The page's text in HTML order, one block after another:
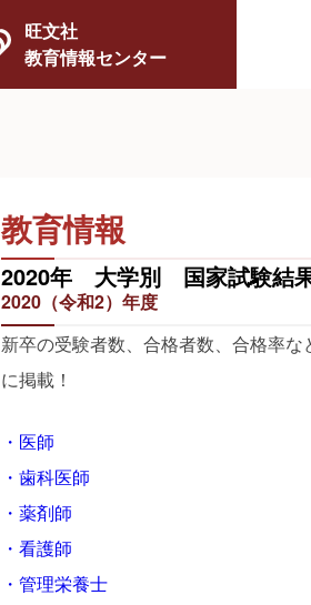
旺文社
教育情報センター
教育情報
2020年 大学別 国家試験結
2020（令和2）年度
新卒の受験者数、合格者数、合格率
に掲載！
・医師
・歯科医師
・薬剤師
・看護師
・管理栄養士